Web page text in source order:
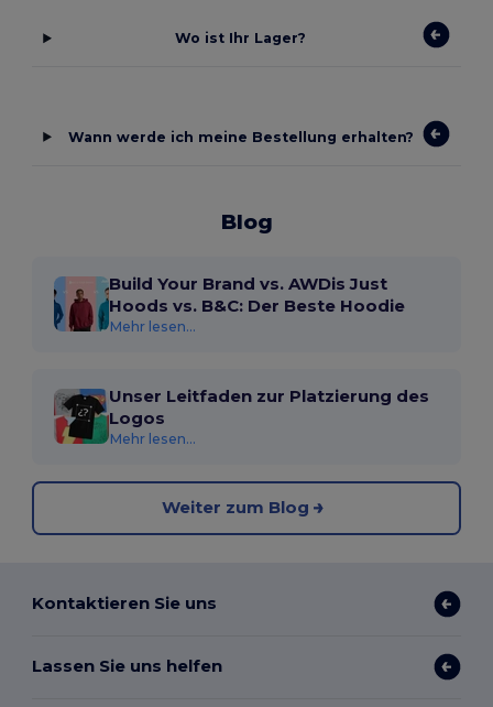
Wo ist Ihr Lager?
Wann werde ich meine Bestellung erhalten?
Blog
Build Your Brand vs. AWDis Just
Hoods vs. B&C: Der Beste Hoodie
Mehr lesen...
Unser Leitfaden zur Platzierung des
Logos
Mehr lesen...
Weiter zum Blog
Kontaktieren Sie uns
Lassen Sie uns helfen